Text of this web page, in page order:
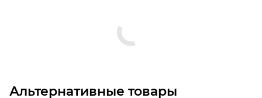
Альтернативные товары